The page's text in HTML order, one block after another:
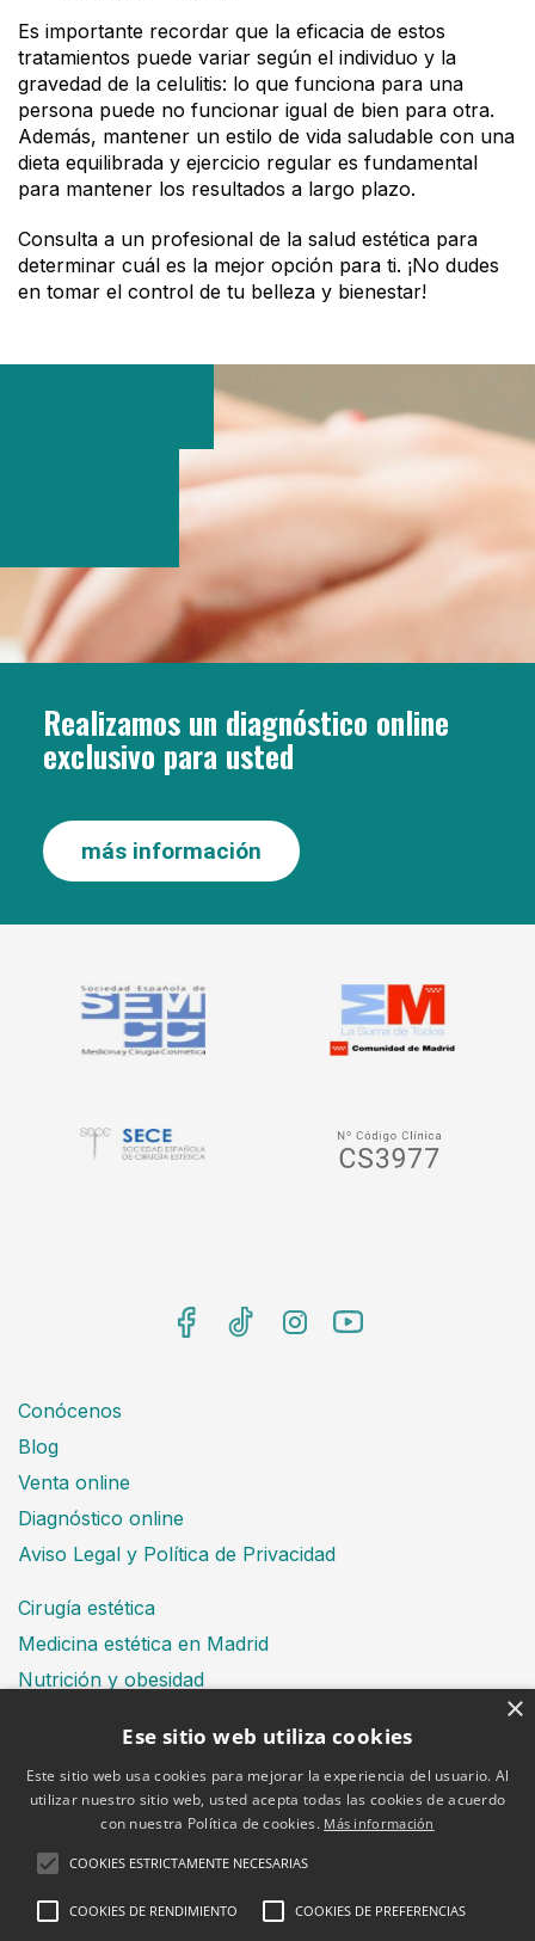
Es importante recordar que la eficacia de estos
tratamientos puede variar según el individuo y la
gravedad de la celulitis: lo que funciona para una
persona puede no funcionar igual de bien para otra.
Además, mantener un estilo de vida saludable con una
dieta equilibrada y ejercicio regular es fundamental
para mantener los resultados a largo plazo.
Consulta a un profesional de la salud estética para
determinar cuál es la mejor opción para ti. ¡No dudes
en tomar el control de tu belleza y bienestar!
Realizamos un diagnóstico online
exclusivo para usted
más información
Conócenos
Blog
Venta online
Diagnóstico online
Aviso Legal y Política de Privacidad
Cirugía estética
Medicina estética en Madrid
Nutrición y obesidad
Financiación
Política de cookies
×
Ese sitio web utiliza cookies
Este sitio web usa cookies para mejorar la experiencia del usuario. Al
utilizar nuestro sitio web, usted acepta todas las cookies de acuerdo
con nuestra Política de cookies. Más información
COOKIES ESTRICTAMENTE NECESARIAS
COOKIES DE RENDIMIENTO COOKIES DE PREFERENCIAS